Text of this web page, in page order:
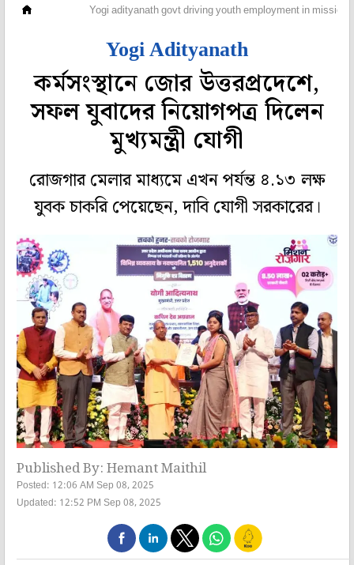
Yogi adityanath govt driving youth employment in mission
Yogi Adityanath
কর্মসংস্থানে জোর উত্তরপ্রদেশে,
সফল যুবাদের নিয়োগপত্র দিলেন
মুখ্যমন্ত্রী যোগী
রোজগার মেলার মাধ্যমে এখন পর্যন্ত ৪.১৩ লক্ষ
যুবক চাকরি পেয়েছেন, দাবি যোগী সরকারের।
Published By: Hemant Maithil
Posted: 12:06 AM Sep 08, 2025
Updated: 12:52 PM Sep 08, 2025